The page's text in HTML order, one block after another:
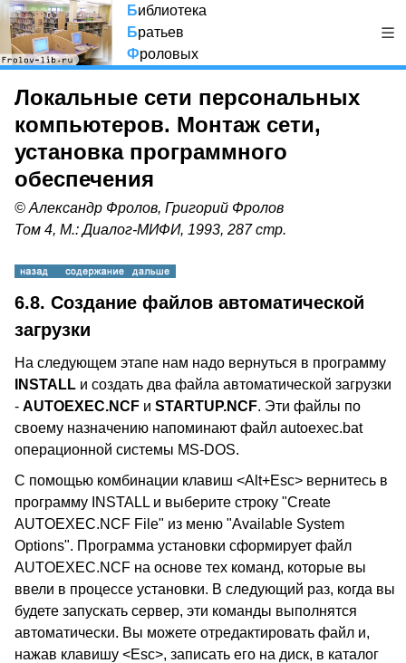
Библиотека
Братьев
Фроловых
Локальные сети персональных
компьютеров. Монтаж сети,
установка программного
обеспечения
© Александр Фролов, Григорий Фролов
Том 4, М.: Диалог-МИФИ, 1993, 287 стр.
6.8. Создание файлов автоматической
загрузки
На следующем этапе нам надо вернуться в программу
INSTALL и создать два файла автоматической загрузки
- AUTOEXEC.NCF и STARTUP.NCF. Эти файлы по
своему назначению напоминают файл autoexec.bat
операционной системы MS-DOS.
С помощью комбинации клавиш <Alt+Esc> вернитесь в
программу INSTALL и выберите строку "Create
AUTOEXEC.NCF File" из меню "Available System
Options". Программа установки сформирует файл
AUTOEXEC.NCF на основе тех команд, которые вы
ввели в процессе установки. В следующий раз, когда вы
будете запускать сервер, эти команды выполнятся
автоматически. Вы можете отредактировать файл и,
нажав клавишу <Esc>, записать его на диск, в каталог